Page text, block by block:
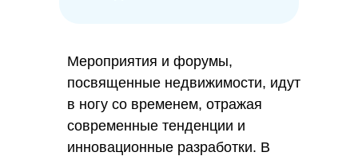
Мероприятия и форумы,
посвященные недвижимости, идут
в ногу со временем, отражая
современные тенденции и
инновационные разработки. В